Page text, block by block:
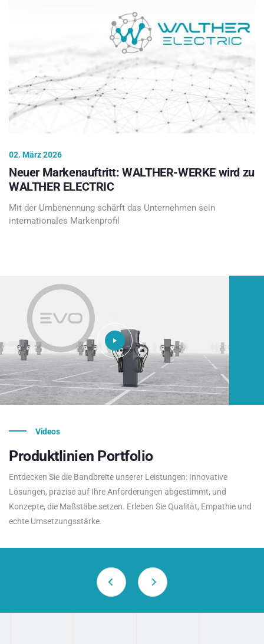
02. März 2026
Neuer Markenauftritt: WALTHER-WERKE wird zu
WALTHER ELECTRIC
Mit der Umbenennung schärft das Unternehmen sein
internationales Markenprofil
Videos
Produktlinien Portfolio
Entdecken Sie die Bandbreite unserer Leistungen: Innovative
Lösungen, präzise auf Ihre Anforderungen abgestimmt, und
Konzepte, die Maßstäbe setzen. Erleben Sie Qualität, Empathie und
echte Umsetzungsstärke.